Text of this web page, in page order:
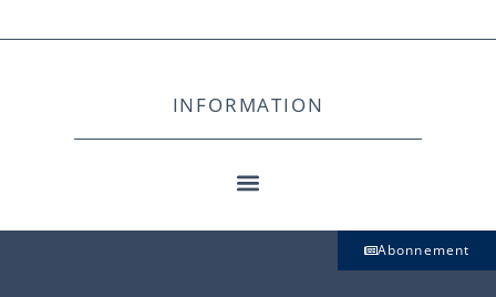
INFORMATION
Abonnement